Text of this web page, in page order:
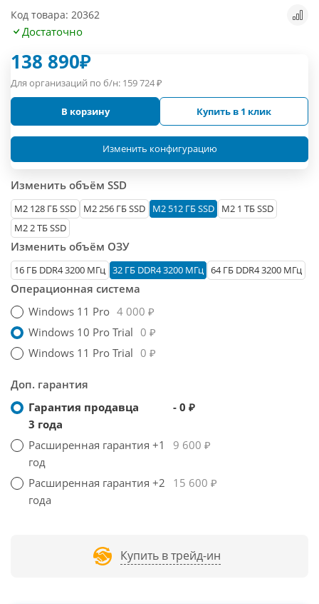
Код товара: 20362
Достаточно
138 890₽
Для организаций по б/н: 159 724₽
В корзину Купить в 1 клик
Изменить конфигурацию
Изменить объём SSD
М2 128 ГБ SSD M2 256 ГБ SSD M2 512 ГБ SSD
M2 1 ТБ SSD
M2 2 ТБ SSD
Изменить объём ОЗУ
16 ГБ DDR4 3200 МГц 32 ГБ DDR4 3200 МГц 64 ГБ DDR4 3200 МГц
Операционная система
Windows 11 Pro 4 000 ₽
Windows 10 Pro Trial 0 ₽
Windows 11 Pro Trial 0 ₽
Доп. гарантия
Гарантия продавца
3 года
- 0 ₽
Расширенная гарантия +1
год
9 600 ₽
Расширенная гарантия +2
года
15 600 ₽
Купить в трейд-ин